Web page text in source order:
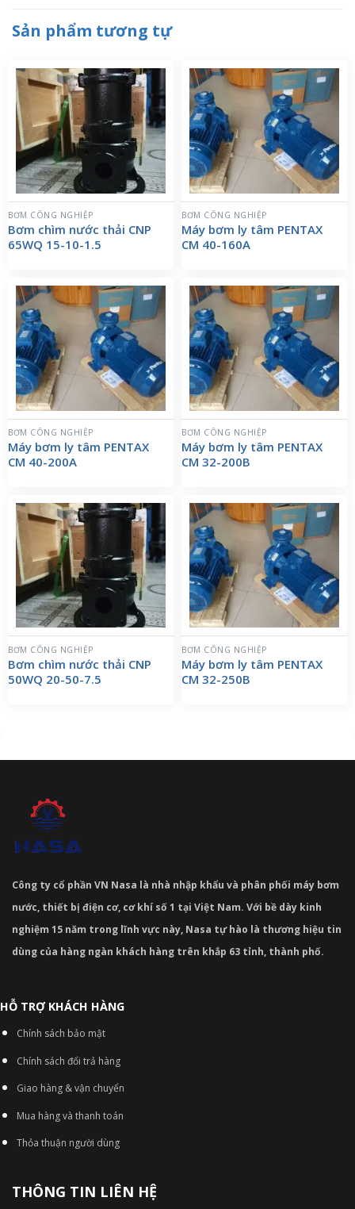
Sản phẩm tương tự
BƠM CÔNG NGHIỆP
Bơm chìm nước thải CNP
65WQ 15-10-1.5
BƠM CÔNG NGHIỆP
Máy bơm ly tâm PENTAX
CM 40-160A
BƠM CÔNG NGHIỆP
Máy bơm ly tâm PENTAX
CM 40-200A
BƠM CÔNG NGHIỆP
Máy bơm ly tâm PENTAX
CM 32-200B
BƠM CÔNG NGHIỆP
Bơm chìm nước thải CNP
50WQ 20-50-7.5
BƠM CÔNG NGHIỆP
Máy bơm ly tâm PENTAX
CM 32-250B
Công ty cổ phần VN Nasa là nhà nhập khẩu và phân phối máy bơm
nước, thiết bị điện cơ, cơ khí số 1 tại Việt Nam. Với bề dày kinh
nghiệm 15 năm trong lĩnh vực này, Nasa tự hào là thương hiệu tin
dùng của hàng ngàn khách hàng trên khắp 63 tỉnh, thành phố.
HỖ TRỢ KHÁCH HÀNG
Chính sách bảo mật
Chính sách đổi trả hàng
Giao hàng & vận chuyển
Mua hàng và thanh toán
Thỏa thuận người dùng
THÔNG TIN LIÊN HỆ